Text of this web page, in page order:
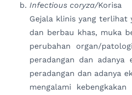
Infectious coryza/Korisa
Gejala klinis yang
dan berbau khas, muka
perubahan organ/
peradangan dan
peradangan dan adanya
mengalami